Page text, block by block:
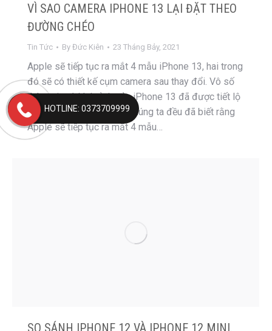
VÌ SAO CAMERA IPHONE 13 LẠI ĐẶT THEO
ĐƯỜNG CHÉO
Tin Tức By Đức Kiên 23 Tháng Bảy, 2021
Apple sẽ tiếp tục ra mắt 4 mẫu iPhone 13, hai trong
đó sẽ có thiết kế cụm camera sau thay đổi. Vô số
thông tin và hình ảnh của iPhone 13 đã được tiết lộ
trong thời gian vừa qua. Chúng ta đều đã biết rằng
Apple sẽ tiếp tục ra mắt 4 mẫu…
SO SÁNH IPHONE 12 VÀ IPHONE 12 MINI.
HOTLINE: 0373709999